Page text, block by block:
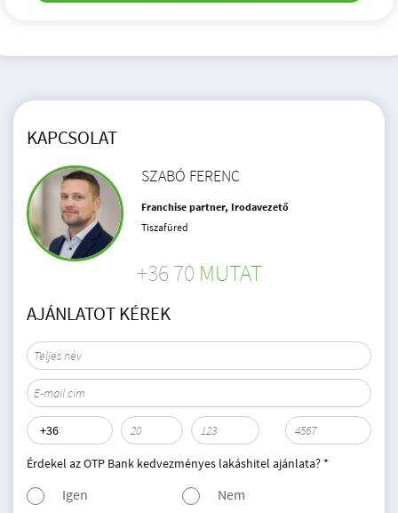
KAPCSOLAT
SZABÓ FERENC
Franchise partner, Irodavezető
Tiszafüred
+36 70 MUTAT
AJÁNLATOT KÉREK
Érdekel az OTP Bank kedvezményes lakáshitel ajánlata? *
Igen Nem